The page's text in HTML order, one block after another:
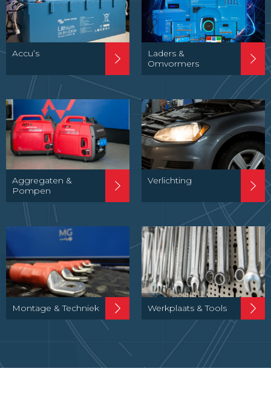
Accu’s
Laders &
Omvormers
Aggregaten &
Pompen
Verlichting
Montage & Techniek Werkplaats & Tools